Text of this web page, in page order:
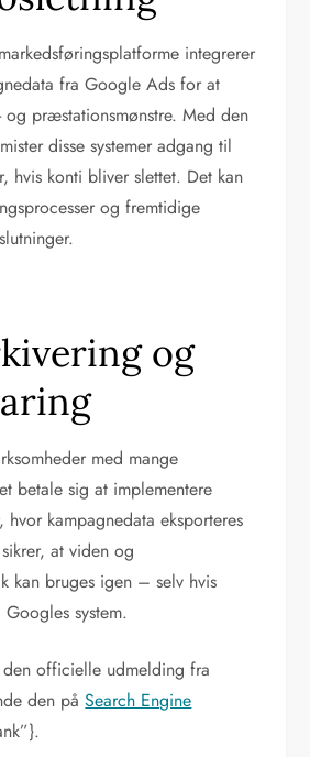
integrerer
fra Google Ads for at
og præstationsmønstre. Med den
disse systemer adgang til
hvis konti bliver slettet. Det kan
og fremtidige
og
med mange
betale sig at implementere
hvor kampagnedata eksporteres
at viden og
kan bruges igen – selv hvis
system.
officielle udmelding fra
den påSearch Engine